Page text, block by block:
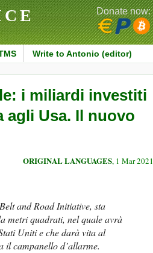
Write to Antonio (editor)
Donate now:
i miliardi investiti
agli Usa. Il nuovo
ORIGINAL LANGUAGES, 1 Mar 2021
and Road Initiative, sta
metri quadrati, nel quale avrà
Uniti e che darà vita al
il campanello d’allarme.